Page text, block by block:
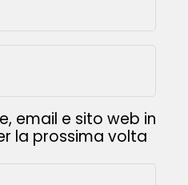
email e sito web in
la prossima volta